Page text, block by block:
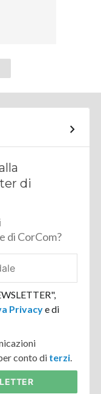
di
di CorCom?
Privacye di
conto di terzi